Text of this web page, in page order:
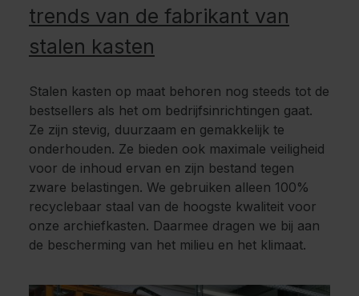
trends van de fabrikant van
stalen kasten
Stalen kasten op maat behoren nog steeds tot de
bestsellers als het om bedrijfsinrichtingen gaat.
Ze zijn stevig, duurzaam en gemakkelijk te
onderhouden. Ze bieden ook maximale veiligheid
voor de inhoud ervan en zijn bestand tegen
zware belastingen. We gebruiken alleen 100%
recyclebaar staal van de hoogste kwaliteit voor
onze archiefkasten. Daarmee dragen we bij aan
de bescherming van het milieu en het klimaat.